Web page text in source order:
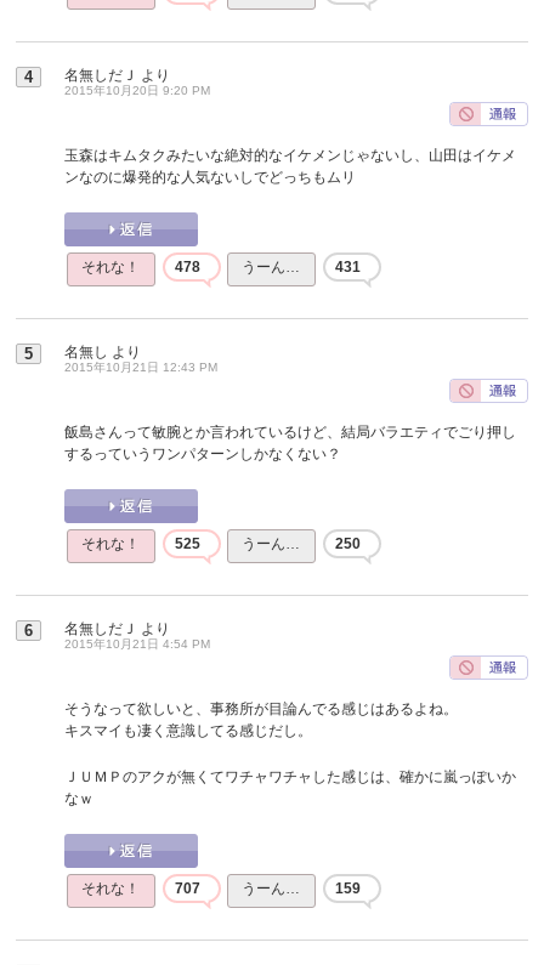
4 名無しだＪ より
2015年10月20日 9:20 PM
玉森はキムタクみたいな絶対的なイケメンじゃないし、山田はイケメ
ンなのに爆発的な人気ないしでどっちもムリ
それな！ 478 うーん… 431
5 名無し より
2015年10月21日 12:43 PM
飯島さんって敏腕とか言われているけど、結局バラエティでごり押し
するっていうワンパターンしかなくない？
それな！ 525 うーん… 250
6 名無しだＪ より
2015年10月21日 4:54 PM
そうなって欲しいと、事務所が目論んでる感じはあるよね。
キスマイも凄く意識してる感じだし。
ＪＵＭＰのアクが無くてワチャワチャした感じは、確かに嵐っぽいか
なｗ
それな！ 707 うーん… 159